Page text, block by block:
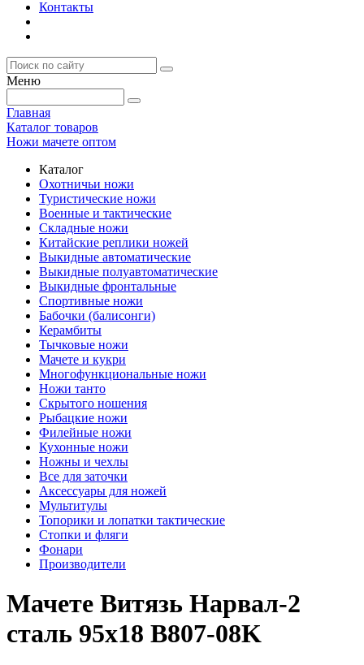
Контакты
Меню
Главная
Каталог товаров
Ножи мачете оптом
Каталог
Охотничьи ножи
Туристические ножи
Военные и тактические
Складные ножи
Китайские реплики ножей
Выкидные автоматические
Выкидные полуавтоматические
Выкидные фронтальные
Спортивные ножи
Бабочки (балисонги)
Керамбиты
Тычковые ножи
Мачете и кукри
Многофункциональные ножи
Ножи танто
Скрытого ношения
Рыбацкие ножи
Филейные ножи
Кухонные ножи
Ножны и чехлы
Все для заточки
Аксессуары для ножей
Мультитулы
Топорики и лопатки тактические
Стопки и фляги
Фонари
Производители
Мачете Витязь Нарвал-2
сталь 95х18 B807-08K